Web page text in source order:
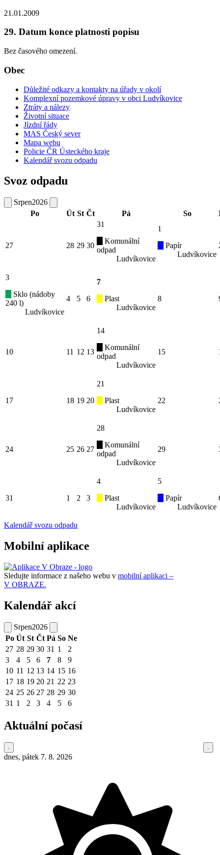
21.01.2009
29. Datum konce platnosti popisu
Bez časového omezení.
Obec
Důležité odkazy a kontakty na úřady v okolí
Komplexní pozemkové úpravy v obci Ludvíkovice
Ztráty a nálezy
Životní situace
Jízdní řády
MAS Český sever
Mapa webu
Policie ČR Ústeckého kraje
Kalendář svozu odpadu
Svoz odpadu
Srpen2026
Po
Út St Čt Pá So
27 28 29 30
31
Komunální
odpad
Ludvíkovice
1
Papír
Ludvíkovice
3
Sklo (nádoby
240 l)
Ludvíkovice
4 5 6
7
Plast
Ludvíkovice
8
10 11 12 13
14
Komunální
odpad
Ludvíkovice
15
17 18 19 20
21
Plast
Ludvíkovice
22
24 25 26 27
28
Komunální
odpad
Ludvíkovice
29
31 1 2 3
4
Plast
Ludvíkovice
5
Papír
Ludvíkovice
Kalendář svozu odpadu
Mobilní aplikace
Sledujte informace z našeho webu v mobilní aplikaci –
V OBRAZE.
Kalendář akcí
Srpen2026
Po Út St Čt Pá So Ne
27 28 29 30 31 1
2
3
4 5 6 7 8
9
10 11 12 13 14 15 16
17 18 19 20 21 22 23
24 25 26 27 28 29 30
31 1 2 3 4 5 6
Aktuální počasí
dnes, pátek 7. 8. 2026